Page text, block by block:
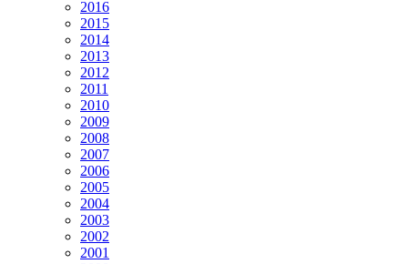
2016
2015
2014
2013
2012
2011
2010
2009
2008
2007
2006
2005
2004
2003
2002
2001